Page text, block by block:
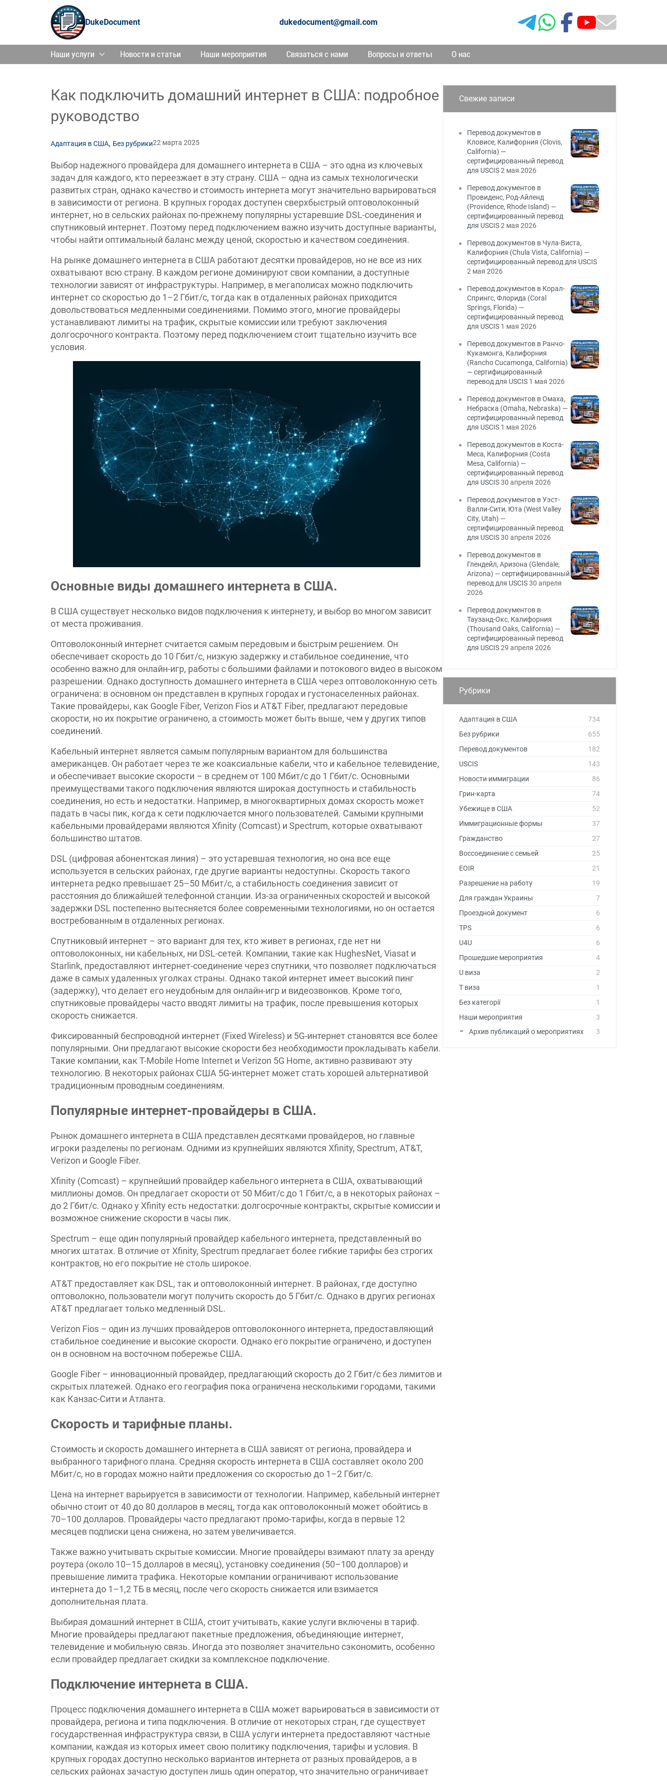
DukeDocument dukedocument@gmail.com
Наши услуги Новости и статьи Наши мероприятия Связаться с нами Вопросы и ответы О нас
Как подключить домашний интернет в США: подробное
руководство
Адаптация в США, Без рубрики22 марта 2025
Выбор надежного провайдера для домашнего интернета в США – это одна из ключевых
задач для каждого, кто переезжает в эту страну. США – одна из самых технологически
развитых стран, однако качество и стоимость интернета могут значительно варьироваться
в зависимости от региона. В крупных городах доступен сверхбыстрый оптоволоконный
интернет, но в сельских районах по-прежнему популярны устаревшие DSL-соединения и
спутниковый интернет. Поэтому перед подключением важно изучить доступные варианты,
чтобы найти оптимальный баланс между ценой, скоростью и качеством соединения.
На рынке домашнего интернета в США работают десятки провайдеров, но не все из них
охватывают всю страну. В каждом регионе доминируют свои компании, а доступные
технологии зависят от инфраструктуры. Например, в мегаполисах можно подключить
интернет со скоростью до 1–2 Гбит/с, тогда как в отдаленных районах приходится
довольствоваться медленными соединениями. Помимо этого, многие провайдеры
устанавливают лимиты на трафик, скрытые комиссии или требуют заключения
долгосрочного контракта. Поэтому перед подключением стоит тщательно изучить все
условия.
Основные виды домашнего интернета в США.
В США существует несколько видов подключения к интернету, и выбор во многом зависит
от места проживания.
Оптоволоконный интернет считается самым передовым и быстрым решением. Он
обеспечивает скорость до 10 Гбит/с, низкую задержку и стабильное соединение, что
особенно важно для онлайн-игр, работы с большими файлами и потокового видео в высоком
разрешении. Однако доступность домашнего интернета в США через оптоволоконную сеть
ограничена: в основном он представлен в крупных городах и густонаселенных районах.
Такие провайдеры, как Google Fiber, Verizon Fios и AT&T Fiber, предлагают передовые
скорости, но их покрытие ограничено, а стоимость может быть выше, чем у других типов
соединений.
Кабельный интернет является самым популярным вариантом для большинства
американцев. Он работает через те же коаксиальные кабели, что и кабельное телевидение,
и обеспечивает высокие скорости – в среднем от 100 Мбит/с до 1 Гбит/с. Основными
преимуществами такого подключения являются широкая доступность и стабильность
соединения, но есть и недостатки. Например, в многоквартирных домах скорость может
падать в часы пик, когда к сети подключается много пользователей. Самыми крупными
кабельными провайдерами являются Xfinity (Comcast) и Spectrum, которые охватывают
большинство штатов.
DSL (цифровая абонентская линия) – это устаревшая технология, но она все еще
используется в сельских районах, где другие варианты недоступны. Скорость такого
интернета редко превышает 25–50 Мбит/с, а стабильность соединения зависит от
расстояния до ближайшей телефонной станции. Из-за ограниченных скоростей и высокой
задержки DSL постепенно вытесняется более современными технологиями, но он остается
востребованным в отдаленных регионах.
Спутниковый интернет – это вариант для тех, кто живет в регионах, где нет ни
оптоволоконных, ни кабельных, ни DSL-сетей. Компании, такие как HughesNet, Viasat и
Starlink, предоставляют интернет-соединение через спутники, что позволяет подключаться
даже в самых удаленных уголках страны. Однако такой интернет имеет высокий пинг
(задержку), что делает его неудобным для онлайн-игр и видеозвонков. Кроме того,
спутниковые провайдеры часто вводят лимиты на трафик, после превышения которых
скорость снижается.
Фиксированный беспроводной интернет (Fixed Wireless) и 5G-интернет становятся все более
популярными. Они предлагают высокие скорости без необходимости прокладывать кабели.
Такие компании, как T-Mobile Home Internet и Verizon 5G Home, активно развивают эту
технологию. В некоторых районах США 5G-интернет может стать хорошей альтернативой
традиционным проводным соединениям.
Популярные интернет-провайдеры в США.
Рынок домашнего интернета в США представлен десятками провайдеров, но главные
игроки разделены по регионам. Одними из крупнейших являются Xfinity, Spectrum, AT&T,
Verizon и Google Fiber.
Xfinity (Comcast) – крупнейший провайдер кабельного интернета в США, охватывающий
миллионы домов. Он предлагает скорости от 50 Мбит/с до 1 Гбит/с, а в некоторых районах –
до 2 Гбит/с. Однако у Xfinity есть недостатки: долгосрочные контракты, скрытые комиссии и
возможное снижение скорости в часы пик.
Spectrum – еще один популярный провайдер кабельного интернета, представленный во
многих штатах. В отличие от Xfinity, Spectrum предлагает более гибкие тарифы без строгих
контрактов, но его покрытие не столь широкое.
AT&T предоставляет как DSL, так и оптоволоконный интернет. В районах, где доступно
оптоволокно, пользователи могут получить скорость до 5 Гбит/с. Однако в других регионах
AT&T предлагает только медленный DSL.
Verizon Fios – один из лучших провайдеров оптоволоконного интернета, предоставляющий
стабильное соединение и высокие скорости. Однако его покрытие ограничено, и доступен
он в основном на восточном побережье США.
Google Fiber – инновационный провайдер, предлагающий скорость до 2 Гбит/с без лимитов и
скрытых платежей. Однако его география пока ограничена несколькими городами, такими
как Канзас-Сити и Атланта.
Скорость и тарифные планы.
Стоимость и скорость домашнего интернета в США зависят от региона, провайдера и
выбранного тарифного плана. Средняя скорость интернета в США составляет около 200
Мбит/с, но в городах можно найти предложения со скоростью до 1–2 Гбит/с.
Цена на интернет варьируется в зависимости от технологии. Например, кабельный интернет
обычно стоит от 40 до 80 долларов в месяц, тогда как оптоволоконный может обойтись в
70–100 долларов. Провайдеры часто предлагают промо-тарифы, когда в первые 12
месяцев подписки цена снижена, но затем увеличивается.
Также важно учитывать скрытые комиссии. Многие провайдеры взимают плату за аренду
роутера (около 10–15 долларов в месяц), установку соединения (50–100 долларов) и
превышение лимита трафика. Некоторые компании ограничивают использование
интернета до 1–1,2 ТБ в месяц, после чего скорость снижается или взимается
дополнительная плата.
Выбирая домашний интернет в США, стоит учитывать, какие услуги включены в тариф.
Многие провайдеры предлагают пакетные предложения, объединяющие интернет,
телевидение и мобильную связь. Иногда это позволяет значительно сэкономить, особенно
если провайдер предлагает скидки за комплексное подключение.
Подключение интернета в США.
Процесс подключения домашнего интернета в США может варьироваться в зависимости от
провайдера, региона и типа подключения. В отличие от некоторых стран, где существует
государственная инфраструктура связи, в США услуги интернета предоставляют частные
компании, каждая из которых имеет свою политику подключения, тарифы и условия. В
крупных городах доступно несколько вариантов интернета от разных провайдеров, а в
сельских районах зачастую доступен лишь один оператор, что значительно ограничивает
Свежие записи
Перевод документов в
Кловисе, Калифорния (Clovis,
California) —
сертифицированный перевод
для USCIS2 мая 2026
Перевод документов в
Провиденс, Род-Айленд
(Providence, Rhode Island) —
сертифицированный перевод
для USCIS2 мая 2026
Перевод документов в Чула-Виста,
Калифорния (Chula Vista, California) —
сертифицированный перевод для USCIS
2 мая 2026
Перевод документов в Корал-
Спрингс, Флорида (Coral
Springs, Florida) —
сертифицированный перевод
для USCIS 1 мая 2026
Перевод документов в Ранчо-
Кукамонга, Калифорния
(Rancho Cucamonga, California)
— сертифицированный
перевод для USCIS 1 мая 2026
Перевод документов в Омаха,
Небраска (Omaha, Nebraska) —
сертифицированный перевод
для USCIS 1 мая 2026
Перевод документов в Коста-
Меса, Калифорния (Costa
Mesa, California) —
сертифицированный перевод
для USCIS30 апреля 2026
Перевод документов в Уэст-
Валли-Сити, Юта (West Valley
City, Utah) —
сертифицированный перевод
для USCIS30 апреля 2026
Перевод документов в
Глендейл, Аризона (Glendale,
Arizona) — сертифицированный
перевод для USCIS30 апреля
2026
Перевод документов в
Таузанд-Окс, Калифорния
(Thousand Oaks, California) —
сертифицированный перевод
для USCIS29 апреля 2026
Рубрики
Адаптация в США
734
Без рубрики
655
Перевод документов
182
USCIS
143
Новости иммиграции
86
Грин-карта
74
Убежище в США
52
Иммиграционные формы
37
Гражданство
27
Воссоединение с семьей
25
EOIR
21
Разрешение на работу
19
Для граждан Украины
7
Проездной документ
6
TPS
6
U4U
6
Прошедшие мероприятия
4
U виза
2
T виза
1
Без категорії
1
Наши мероприятия
3
Архив публикаций о мероприятиях
3